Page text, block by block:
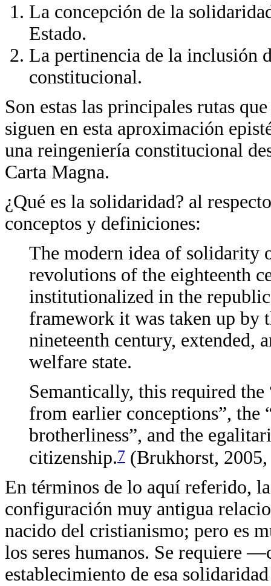
La concepción de la
Estado.
La pertinencia de la inclusión
constitucional.
Son estas las principales rutas
siguen en esta aproximación
una reingeniería constitucional
Carta Magna.
¿Qué es la solidaridad? al
conceptos y definiciones:
The modern idea of solidarity
revolutions of the eighteenth
institutionalized in the
framework it was taken up by
nineteenth century, extended,
welfare state.
Semantically, this required
from earlier conceptions”, the
brotherliness”, and the
citizenship.7 (Brukhorst,
En términos de lo aquí referido,
configuración muy antigua
nacido del cristianismo; pero es
los seres humanos. Se requiere
establecimiento de esa